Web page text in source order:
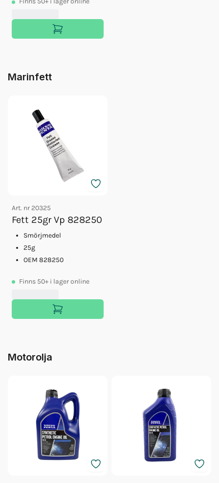
Marinfett
Art. nr 20325
Fett 25gr Vp 828250
Smörjmedel
25g
OEM 828250
Finns 50+ i lager online
Motorolja